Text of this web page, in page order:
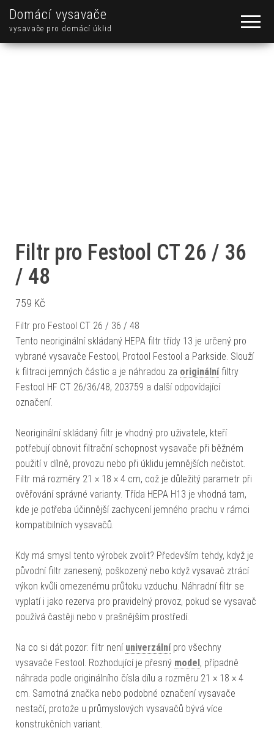
Domácí vysavače
vysavače pro domácí úklid
Filtr pro Festool CT 26 / 36
/ 48
759 Kč
Filtr pro Festool CT 26 / 36 / 48
Tento neoriginální skládaný HEPA filtr třídy 13 je určený pro
vybrané vysavače Festool, Protool Festool a Parkside. Slouží
k filtraci jemných částic a je náhradou za originálnífiltry
Festool HF CT 26/36/48, 203759 a další odpovídající
označení.
Neoriginální skládaný filtr je vhodný pro uživatele, kteří
potřebují obnovit filtrační schopnost vysavače při běžném
použití v dílně, provozu nebo při úklidu jemnějších nečistot.
Filtr má rozměry 21 × 18 × 4 cm, což je důležitý parametr při
ověřování správné varianty. Třída HEPA H13 je vhodná tam,
kde je potřeba účinnější zachycení jemného prachu v rámci
kompatibilních vysavačů.
Kdy má smysl tento výrobek zvolit? Především tehdy, když je
původní filtr zanesený, poškozený nebo když vysavač ztrácí
výkon kvůli omezenému průtoku vzduchu. Náhradní filtr se
vyplatí i jako rezerva pro pravidelný provoz, pokud se vysavač
používá častěji nebo v prašnějším prostředí.
Na co si dát pozor: filtr není univerzálnípro všechny
vysavače Festool. Rozhodující je přesný model , případně
náhrada podle originálního čísla dílu a rozměru 21 × 18 × 4
cm. Samotná značka nebo podobné označení vysavače
nestačí, protože u průmyslových vysavačů bývá více
konstrukčních variant.